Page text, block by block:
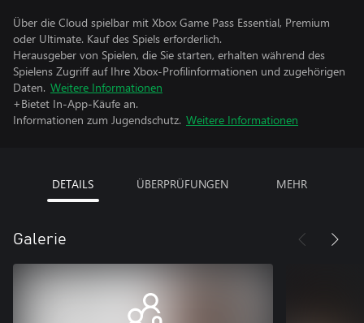
Über die Cloud spielbar mit Xbox Game Pass Essential, Premium
oder Ultimate. Kauf des Spiels erforderlich.
Herausgeber von Spielen, die Sie starten, erhalten während des
Spielens Zugriff auf Ihre Xbox-Profilinformationen und zugehörigen
Daten. Weitere Informationen
+Bietet In-App-Käufe an.
Informationen zum Jugendschutz. Weitere Informationen
DETAILS ÜBERPRÜFUNGEN MEHR
Galerie